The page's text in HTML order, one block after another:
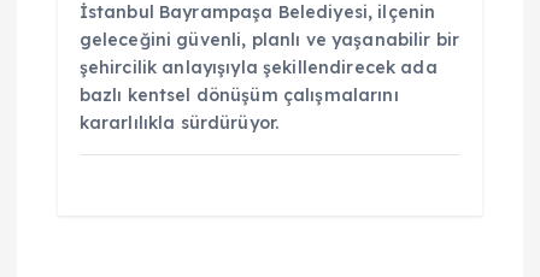
İstanbul Bayrampaşa Belediyesi, ilçenin
geleceğini güvenli, planlı ve yaşanabilir bir
şehircilik anlayışıyla şekillendirecek ada
bazlı kentsel dönüşüm çalışmalarını
kararlılıkla sürdürüyor.